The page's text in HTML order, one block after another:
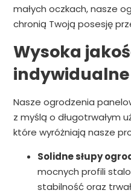
małych oczkach, nasze
chronią Twoją posesję
Wysoka
Nasze ogrodzenia
z myślą o długotrwałym
które wyróżniają nasze
Solidne słupy
mocnych profili
stabilność oraz